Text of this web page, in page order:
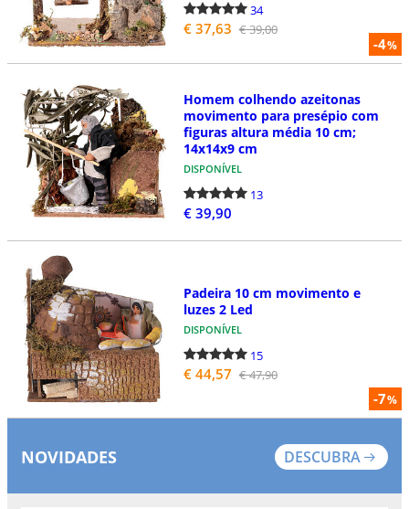
-4%
34
€ 37,63 € 39,00
Homem colhendo azeitonas
movimento para presépio com
figuras altura média 10 cm;
14x14x9 cm
DISPONÍVEL
13
€ 39,90
-7%
Padeira 10 cm movimento e
luzes 2 Led
DISPONÍVEL
15
€ 44,57 € 47,90
NOVIDADES DESCUBRA